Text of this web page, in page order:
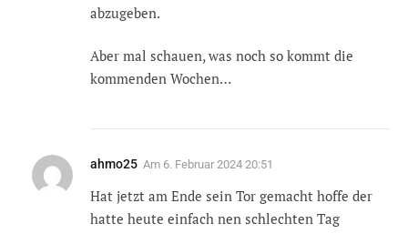
abzugeben.
Aber mal schauen, was noch so kommt die
kommenden Wochen…
ahmo25 Am 6. Februar 2024 20:51
Hat jetzt am Ende sein Tor gemacht hoffe der
hatte heute einfach nen schlechten Tag